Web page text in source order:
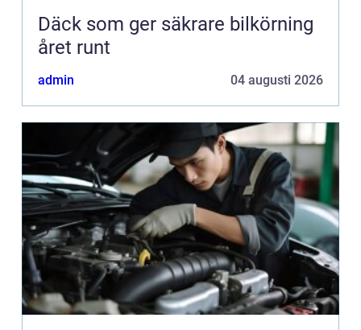
Däck som ger säkrare bilkörning
året runt
admin 04 augusti 2026